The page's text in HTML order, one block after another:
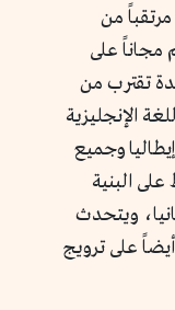
من
مجاناً على
تقترب من
الإنجليزية
وجميع
البنية
ويتحدث
على ترويج